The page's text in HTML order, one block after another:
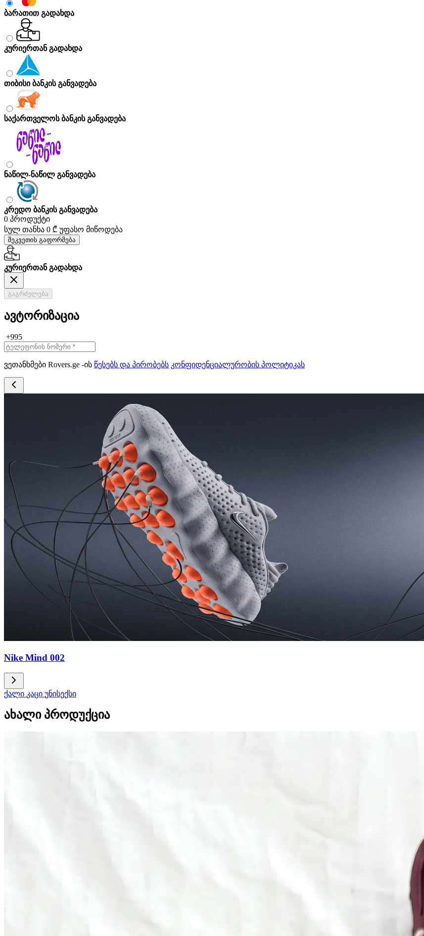
ბარათით გადახდა
კურიერთან გადახდა
თიბისი ბანკის განვადება
საქართველოს ბანკის განვადება
ნაწილ-ნაწილ განვადება
კრედო ბანკის განვადება
0 პროდუქტი
სულ თანხა 0 ₾ უფასო მიწოდება
შეკვეთის გაფორმება
კურიერთან გადახდა
გაგრძელება
ავტორიზაცია
+995
ვეთანხმები Rovers.ge -ის წესებს და პირობებს კონფიდენციალურობის პოლიტიკას
Nike Mind 002
ქალი კაცი უნისექსი
ახალი პროდუქცია